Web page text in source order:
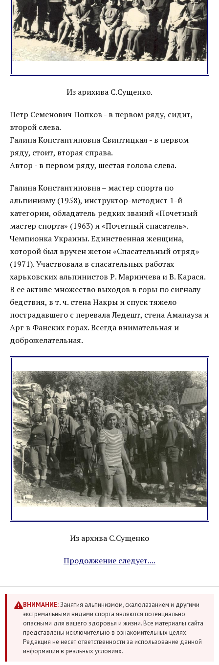
Из арихива С.Сущенко.
Петр Семенович Попков - в первом ряду, сидит,
второй слева.
Галина Константиновна Свинтицкая - в первом
ряду, стоит, вторая справа.
Автор - в первом ряду, шестая голова слева.
Галина Константиновна – мастер спорта по
альпинизму (1958), инструктор-методист 1-й
категории, обладатель редких званий «Почетный
мастер спорта» (1963) и «Почетный спасатель».
Чемпионка Украины. Единственная женщина,
которой был вручен жетон «Спасательный отряд»
(1971). Участвовала в спасательных работах
харьковских альпинистов Р. Маринчева и В. Карася.
В ее активе множество выходов в горы по сигналу
бедствия, в т. ч. стена Накры и спуск тяжело
пострадавшего с перевала Ледешт, стена Аманауза и
Арг в Фанских горах. Всегда внимательная и
доброжелательная.
Из архива С.Сущенко
Продолжение следует....
ВНИМАНИЕ:Занятия альпинизмом, скалолазанием и другими
экстремальными видами спорта являются потенциально
опасными для вашего здоровья и жизни. Все материалы сайта
представлены исключительно в ознакомительных целях.
Редакция не несет ответственности за использование данной
информации в реальных условиях.